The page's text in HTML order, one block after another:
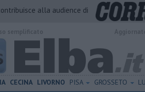
alla audience di
CECINA LIVORNO PISA GROSSETO